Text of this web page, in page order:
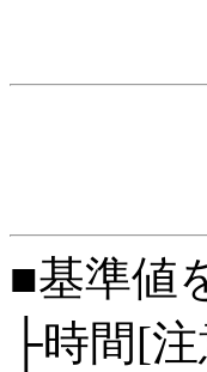
■基準値
├時間[